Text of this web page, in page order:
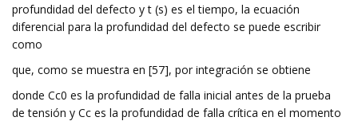
profundidad del defecto y t (s) es el tiempo, la ecuación
diferencial para la profundidad del defecto se puede escribir
como
que, como se muestra en [57], por integración se obtiene
donde Cc0 es la profundidad de falla inicial antes de la prueba
de tensión y Cc es la profundidad de falla crítica en el momento